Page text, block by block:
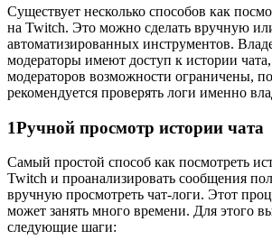
Существует несколько способов как
на Twitch. Это можно сделать вручную
автоматизированных инструментов.
модераторы имеют доступ к истории
модераторов возможности ограничены,
рекомендуется проверять логи именно
1Ручной просмотр истории чата
Самый простой способ как посмотреть
Twitch и проанализировать сообщения
вручную просмотреть чат-логи. Этот
может занять много времени. Для этого
следующие шаги: